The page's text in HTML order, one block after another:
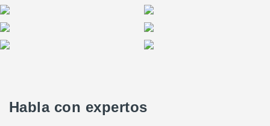
Habla con expertos